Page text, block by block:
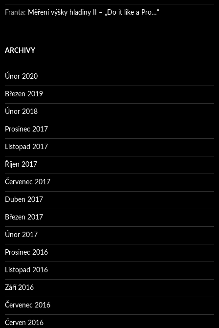
Franta: Měření výšky hladiny II – „Do it like a Pro…“
ARCHIVY
Únor 2020
Březen 2019
Únor 2018
Prosinec 2017
Listopad 2017
Říjen 2017
Červenec 2017
Duben 2017
Březen 2017
Únor 2017
Prosinec 2016
Listopad 2016
Září 2016
Červenec 2016
Červen 2016